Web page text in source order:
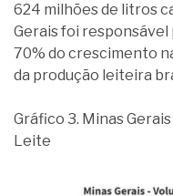
624 milhões de litros
Gerais foi
70% do crescimento
da produção leiteira
Gráfico 3. Minas
Leite